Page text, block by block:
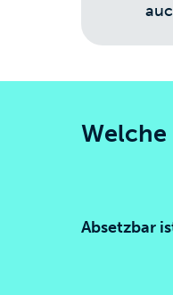
Welche
Absetzbar